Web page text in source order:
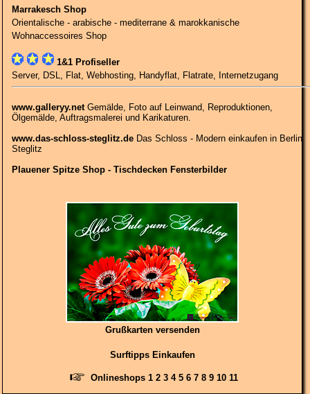
Marrakesch Shop
Orientalische - arabische - mediterrane & marokkanische
Wohnaccessoires Shop
1&1 Profiseller
Server, DSL, Flat, Webhosting, Handyflat, Flatrate, Internetzugang
www.galleryy.net Gemälde, Foto auf Leinwand, Reproduktionen,
Ölgemälde, Auftragsmalerei und Karikaturen.
www.das-schloss-steglitz.de Das Schloss - Modern einkaufen in Berlin
Steglitz
Plauener Spitze Shop - Tischdecken Fensterbilder
Grußkarten versenden
Surftipps Einkaufen
Onlineshops 1 2 3 4 5 6 7 8 9 10 11